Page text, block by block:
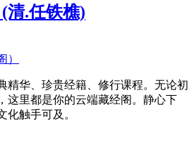
(清.任铁樵)
精华、珍贵经籍、修行课程。无论初
这里都是你的云端藏经阁。静心下
化触手可及。